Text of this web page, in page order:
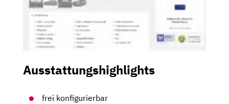
Ausstattungshighlights
frei konfigurierbar